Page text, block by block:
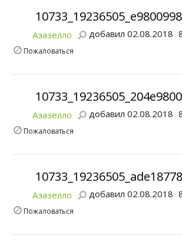
Азазелло добавил 02.08.2018
Пожаловаться
Азазелло добавил 02.08.2018
Пожаловаться
Азазелло добавил 02.08.2018
Пожаловаться